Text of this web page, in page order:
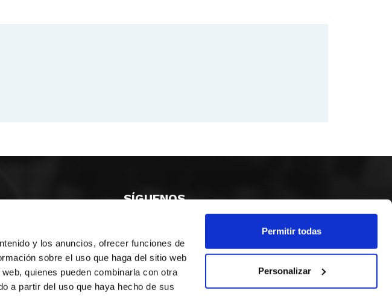
y los anuncios, ofrecer funciones de
sobre el uso que haga del sitio web
quienes pueden combinarla con otra
a partir del uso que haya hecho de sus
Permitir todas
Personalizar
SÍGUENOS